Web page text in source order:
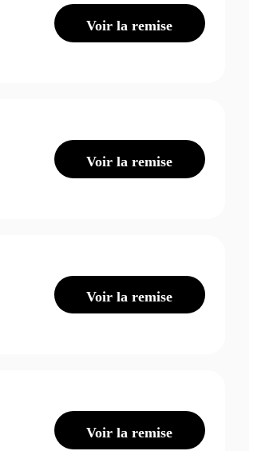
Voir la remise
Voir la remise
Voir la remise
Voir la remise